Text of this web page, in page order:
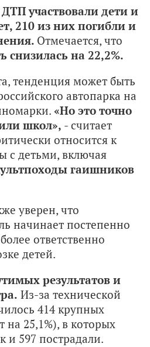
участвовали дети и
210 из них погибли и
Отмечается, что
снизилась на 22,2%.
тенденция может быть
автопарка на
«Но это точно
школ», - считает
относится к
с детьми, включая
гаишников
уверен, что
начинает постепенно
ответственно
детей.
результатов и
Из-за технической
414 крупных
на 25,1%), в которых
и 597 пострадали.